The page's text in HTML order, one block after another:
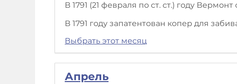
В 1791 (21 февраля по ст. ст.) году
В 1791 году запатентован копер для
Выбрать этот месяц
Апрель